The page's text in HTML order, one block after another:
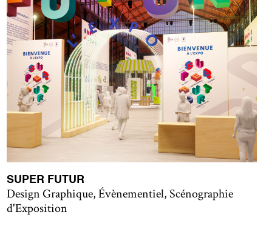
SUPER FUTUR
Design Graphique, Évènementiel, Scénographie
d'Exposition